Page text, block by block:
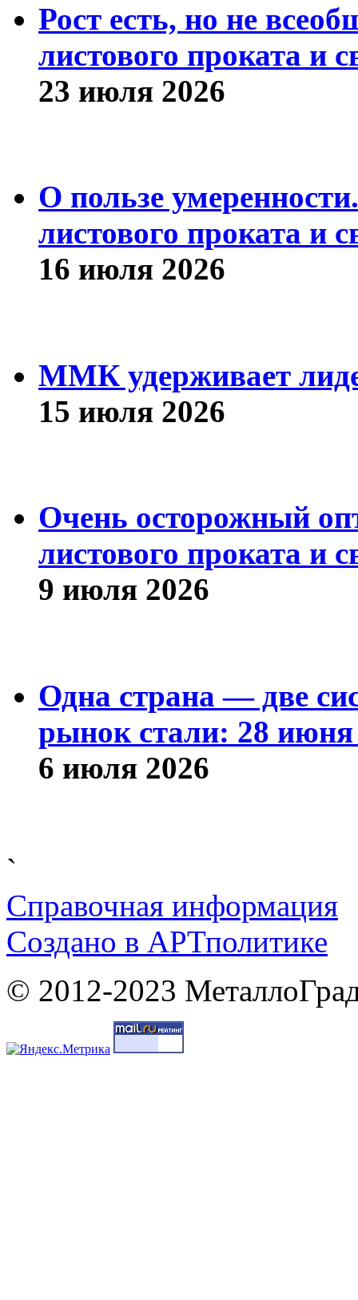
Рост есть, но не
листового проката и
23 июля 2026
О пользе
листового проката и
16 июля 2026
ММК удерживает
15 июля 2026
Очень осторожный
листового проката и
9 июля 2026
Одна страна — две
рынок стали: 28
6 июля 2026
`
Справочная информация
Cоздано в АРТполитике
© 2012-2023